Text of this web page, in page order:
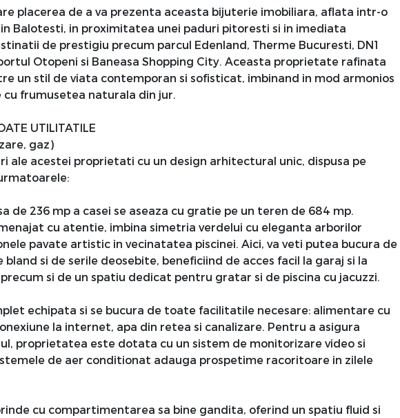
placerea de a va prezenta aceasta bijuterie imobiliara, aflata intr-o
Balotesti, in proximitatea unei paduri pitoresti si in imediata
de prestigiu precum parcul Edenland, Therme Bucuresti, DN1
Otopeni si Baneasa Shopping City. Aceasta proprietate rafinata
un stil de viata contemporan si sofisticat, imbinand in mod armonios
frumusetea naturala din jur.
UTILITATILE
gaz)
ale acestei proprietati cu un design arhitectural unic, dispusa pe
de 236 mp a casei se aseaza cu gratie pe un teren de 684 mp.
cu atentie, imbina simetria verdelui cu eleganta arborilor
pavate artistic in vecinatatea piscinei. Aici, va veti putea bucura de
bland si de serile deosebite, beneficiind de acces facil la garaj si la
si de un spatiu dedicat pentru gratar si de piscina cu jacuzzi.
echipata si se bucura de toate facilitatile necesare: alimentare cu
la internet, apa din retea si canalizare. Pentru a asigura
proprietatea este dotata cu un sistem de monitorizare video si
de aer conditionat adauga prospetime racoritoare in zilele
cu compartimentarea sa bine gandita, oferind un spatiu fluid si